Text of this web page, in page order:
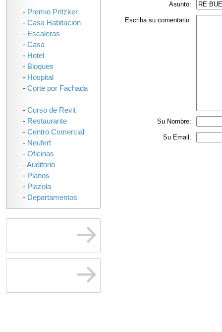
Asunto:
Escriba su comentario:
Su Nombre:
Su Email:
- Premio Pritzker
- Casa Habitacion
- Escaleras
- Casa
- Hotel
- Bloques
- Hospital
- Corte por Fachada
- Curso de Revit
- Restaurante
- Centro Comercial
- Neufert
- Oficinas
-Auditorio
- Planos
- Plazola
- Departamentos